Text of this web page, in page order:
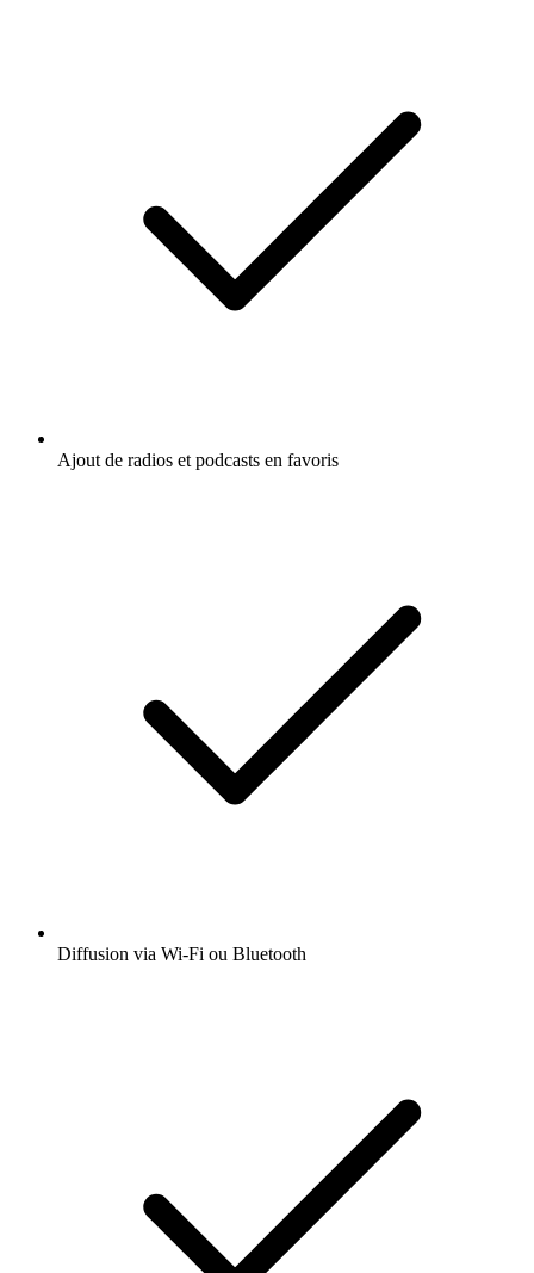
Ajout de radios et podcasts en favoris
Diffusion via Wi-Fi ou Bluetooth